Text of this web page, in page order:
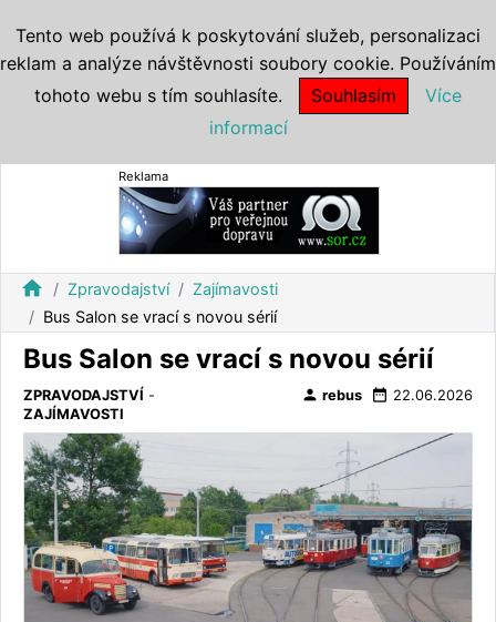
Reklama
home Zpravodajství
Zajímavosti
Bus Salon se vrací s novou sérií
Bus Salon se vrací s novou sérií
ZPRAVODAJSTVÍ -
ZAJÍMAVOSTI
person rebus date_range 22.06.2026
Tento web používá k poskytování služeb, personalizaci
reklam a analýze návštěvnosti soubory cookie. Používáním
tohoto webu s tím souhlasíte.
Souhlasím
Více
informací